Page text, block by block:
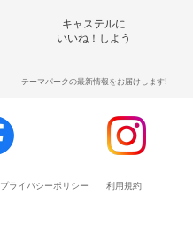
キャステルに
いいね！しよう
テーマパークの最新情報をお届けします!
プライバシーポリシー 利用規約